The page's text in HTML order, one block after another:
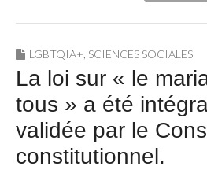
LGBTQIA+ SCIENCES SOCIALES
La loi sur « le
tous » a été
validée par le
constitutionnel.